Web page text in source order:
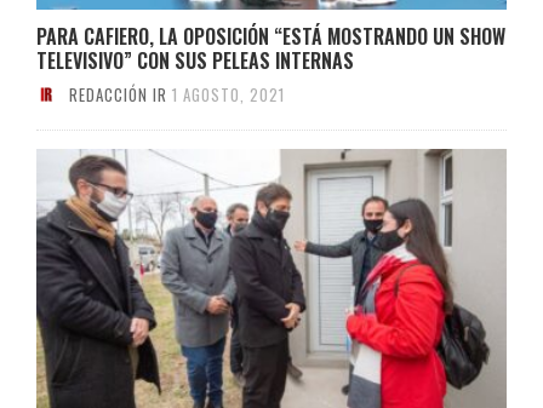
PARA CAFIERO, LA OPOSICIÓN “ESTÁ MOSTRANDO UN SHOW
TELEVISIVO” CON SUS PELEAS INTERNAS
REDACCIÓN IR 1 AGOSTO, 2021